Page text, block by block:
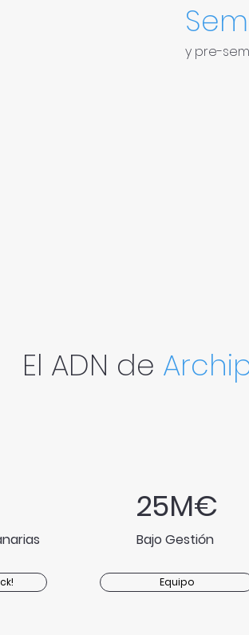
y pre-
El ADN de
25M€
Bajo Gestión
Equipo